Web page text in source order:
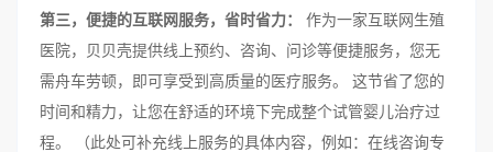
第三，便捷的互联网服务，省时省力：
作为一家互联网生殖
医院，贝贝壳提供线上预约、咨询、问诊等便捷服务，您无
需舟车劳顿，即可享受到高质量的医疗服务。 这节省了您的
时间和精力，让您在舒适的环境下完成整个试管婴儿治疗过
程。 （此处可补充线上服务的具体内容，例如：在线咨询专